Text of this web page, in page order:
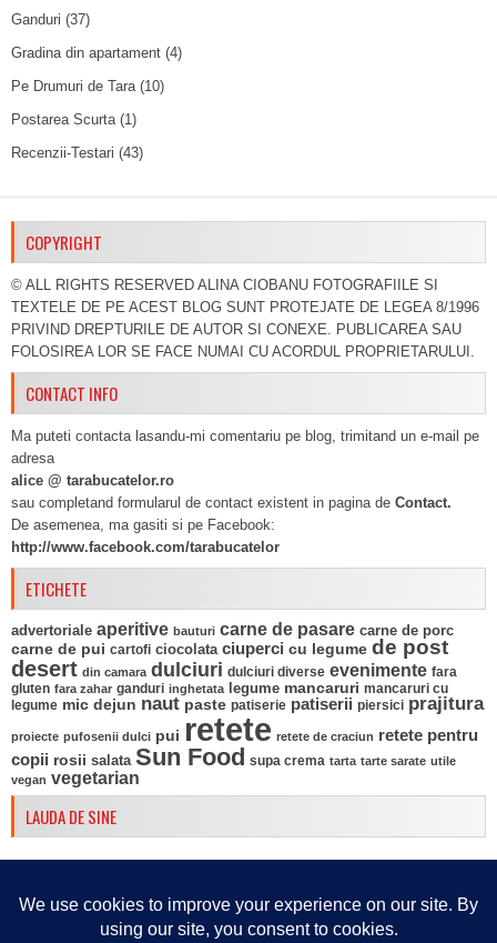
Ganduri (37)
Gradina din apartament (4)
Pe Drumuri de Tara(10)
Postarea Scurta(1)
Recenzii-Testari (43)
COPYRIGHT
© ALL RIGHTS RESERVED ALINA CIOBANU FOTOGRAFIILE SI
TEXTELE DE PE ACEST BLOG SUNT PROTEJATE DE LEGEA 8/1996
PRIVIND DREPTURILE DE AUTOR SI CONEXE. PUBLICAREA SAU
FOLOSIREA LOR SE FACE NUMAI CU ACORDUL PROPRIETARULUI.
CONTACT INFO
Ma puteti contacta lasandu-mi comentariu pe blog, trimitand un e-mail pe
adresa
alice @ tarabucatelor.ro
sau completand formularul de contact existent in pagina de Contact.
De asemenea, ma gasiti si pe Facebook:
http://www.facebook.com/tarabucatelor
ETICHETE
advertoriale aperitive bauturi carne de pasare carne de porc
carne de pui cartofi ciocolata ciuperci cu legume de post
desert din camara dulciuri dulciuri diverse evenimente fara
gluten fara zahar ganduri inghetata legume mancaruri mancaruri cu
legume mic dejun naut paste patiserie patiserii piersici prajitura
proiecte pufosenii dulci pui retete retete de craciun retete pentru
copii rosii salata Sun Food supa crema tarta tarte sarate utile
vegan vegetarian
LAUDA DE SINE